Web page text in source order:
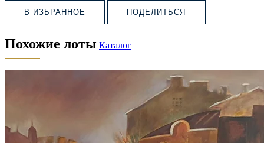
В ИЗБРАННОЕ ПОДЕЛИТЬСЯ
Похожие лоты Каталог